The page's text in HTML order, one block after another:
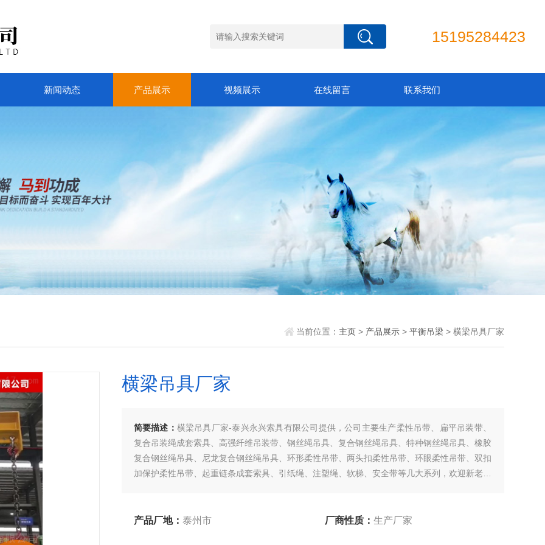
15195284423
新闻动态 产品展示 视频展示 在线留言 联系我们
当前位置： 主页> 产品展示> 平衡吊梁 > 横梁吊具厂家
横梁吊具厂家
简要描述： 横梁吊具厂家-泰兴永兴索具有限公司提供，公司主要生产柔性吊带、扁平吊装带、
复合吊装绳成套索具、高强纤维吊装带、钢丝绳吊具、复合钢丝绳吊具、特种钢丝绳吊具、橡胶
复合钢丝绳吊具、尼龙复合钢丝绳吊具、环形柔性吊带、两头扣柔性吊带、环眼柔性吊带、双扣
加保护柔性吊带、起重链条成套索具、引纸绳、注塑绳、软梯、安全带等几大系列，欢迎新老客
产品厂地： 泰州市 厂商性质：生产厂家